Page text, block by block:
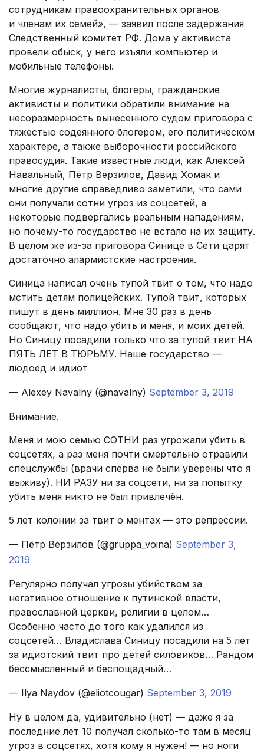
сотрудникам правоохранительных органов
и членам их семей», — заявил после задержания
Следственный комитет РФ. Дома у активиста
провели обыск, у него изъяли компьютер и
мобильные телефоны.
Многие журналисты, блогеры, гражданские
активисты и политики обратили внимание на
несоразмерность вынесенного судом приговора с
тяжестью содеянного блогером, его политическом
характере, а также выборочности российского
правосудия. Такие известные люди, как Алексей
Навальный, Пётр Верзилов, Давид Хомак и
многие другие справедливо заметили, что сами
они получали сотни угроз из соцсетей, а
некоторые подвергались реальным нападениям,
но почему-то государство не встало на их защиту.
В целом же из-за приговора Синице в Сети царят
достаточно алармистские настроения.
Синица написал очень тупой твит о том, что надо
мстить детям полицейских. Тупой твит, которых
пишут в день миллион. Мне 30 раз в день
сообщают, что надо убить и меня, и моих детей.
Но Синицу посадили только что за тупой твит НА
ПЯТЬ ЛЕТ В ТЮРЬМУ. Наше государство —
людоед и идиот
— Alexey Navalny (@navalny) September 3, 2019
Внимание.
Меня и мою семью СОТНИ раз угрожали убить в
соцсетях, а раз меня почти смертельно отравили
спецслужбы (врачи сперва не были уверены что я
выживу). НИ РАЗУ ни за соцсети, ни за попытку
убить меня никто не был привлечён.
5 лет колонии за твит о ментах — это репрессии.
— Пётр Верзилов (@gruppa_voina) September 3,
2019
Регулярно получал угрозы убийством за
негативное отношение к путинской власти,
православной церкви, религии в целом…
Особенно часто до того как удалился из
соцсетей… Владислава Синицу посадили на 5 лет
за идиотский твит про детей силовиков… Рандом
бессмысленный и беспощадный…
— Ilya Naydov (@eliotcougar) September 3, 2019
Ну в целом да, удивительно (нет) — даже я за
последние лет 10 получал сколько-то там в месяц
угроз в соцсетях, хотя кому я нужен! — но ноги